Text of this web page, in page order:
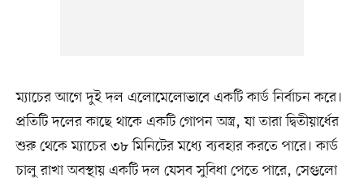
ম্যাচের আগে দুই দল এলোমেলোভাবে একটি কার্ড নির্বাচন করে।
প্রতিটি দলের কাছে থাকে একটি গোপন অস্ত্র, যা তারা দ্বিতীয়ার্ধের
শুরু থেকে ম্যাচের ৩৮ মিনিটের মধ্যে ব্যবহার করতে পারে। কার্ড
চালু রাখা অবস্থায় একটি দল যেসব সুবিধা পেতে পারে, সেগুলো